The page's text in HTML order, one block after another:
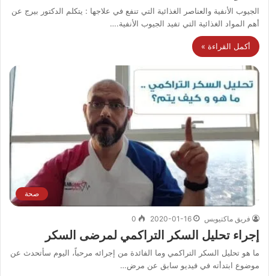
الجيوب الأنفية والعناصر الغذائية التي تنفع في علاجها : يتكلم الدكتور بيرج عن
أهم المواد الغذائية التي تفيد الجيوب الأنفية.…
أكمل القراءة »
صحة
فريق ماكتيوبس 2020-01-16
0
إجراء تحليل السكر التراكمي لمرضى السكر
ما هو تحليل السكر التراكمي وما الفائدة من إجرائه مرحباً، اليوم سأتحدث عن
موضوع ابتدأته في فيديو سابق عن مرض…